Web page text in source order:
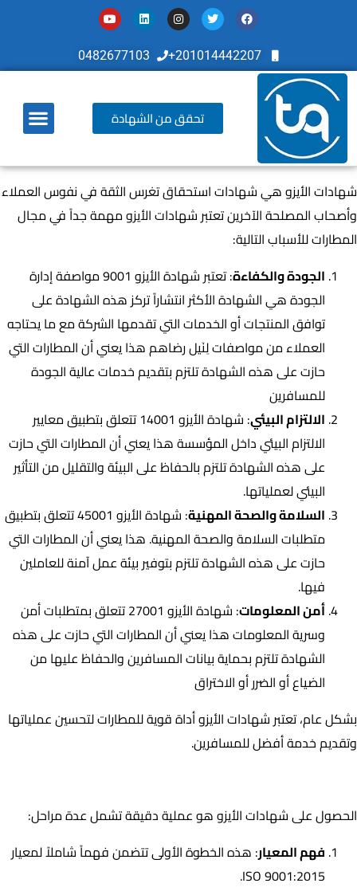
201014442207+
0482677103
تحقق من الشهادة
شهادات الأيزو هي شهادات استحقاق تغرس الثقة في نفوس العملاء
وأصحاب المصلحة الآخرين تعتبر شهادات الأيزو مهمة جداً في مجال
المطارات للأسباب التالية:
الجودة والكفاءة
: تعتبر شهادة الأيزو 9001 مواصفة إدارة
الجودة هي الشهادة الأكثر انتشاراً تركز هذه الشهادة على
توافق المنتجات أو الخدمات التي تقدمها الشركة مع ما يحتاجه
العملاء من مواصفات لِنَيل رضاهم هذا يعني أن المطارات التي
حازت على هذه الشهادة تلتزم بتقديم خدمات عالية الجودة
للمسافرين
الالتزام البيئي
: شهادة الأيزو 14001 تتعلق بتطبيق معايير
الالتزام البيئي داخل المؤسسة هذا يعني أن المطارات التي حازت
على هذه الشهادة تلتزم بالحفاظ على البيئة والتقليل من التأثير
البيئي لعملياتها.
السلامة والصحة المهنية
: شهادة الأيزو 45001 تتعلق بتطبيق
متطلبات السلامة والصحة المهنية. هذا يعني أن المطارات التي
حازت على هذه الشهادة تلتزم بتوفير بيئة عمل آمنة للعاملين
فيها.
أمن المعلومات
: شهادة الأيزو 27001 تتعلق بمتطلبات أمن
وسرية المعلومات هذا يعني أن المطارات التي حازت على هذه
الشهادة تلتزم بحماية بيانات المسافرين والحفاظ عليها من
الضياع أو الضرر أو الاختراق
بشكل عام، تعتبر شهادات الأيزو أداة قوية للمطارات لتحسين عملياتها
وتقديم خدمة أفضل للمسافرين.
الحصول على شهادات الأيزو هو عملية دقيقة تشمل عدة مراحل:
فهم المعيار: هذه الخطوة الأولى تتضمن فهماً شاملاً لمعيار
ISO 9001:2015.